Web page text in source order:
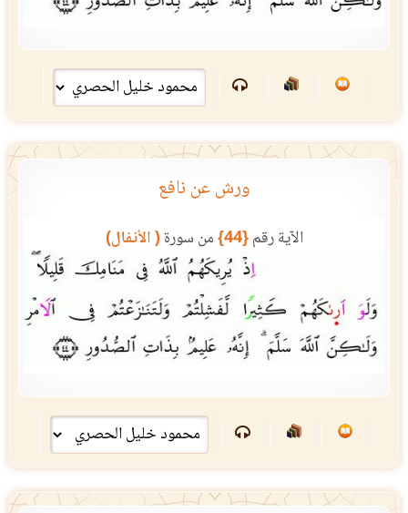
ورش عن نافع
الآية رقم{44} من سورة( الأنفال)